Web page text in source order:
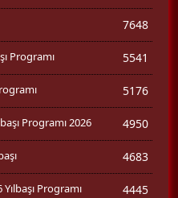
7648
Programı 5541
5176
Programı 2026 4950
4683
Programı 4445